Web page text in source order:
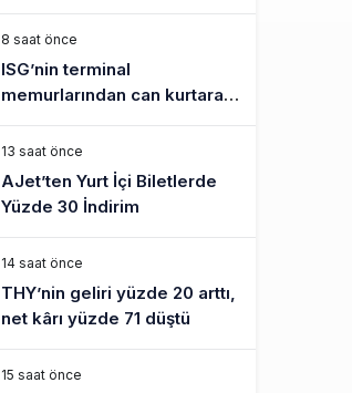
8 saat önce
ISG’nin terminal
memurlarından can kurtaran
hamle
13 saat önce
AJet’ten Yurt İçi Biletlerde
Yüzde 30 İndirim
14 saat önce
THY’nin geliri yüzde 20 arttı,
net kârı yüzde 71 düştü
15 saat önce